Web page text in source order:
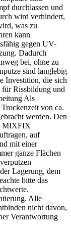
durchlassen und
wird verhindert,
was zu
kann
gegen UV-
Dadurch
bei, ohne zu
sind langlebig
Investition, die sich
für Rissbildung und
Als
von ca.
werden. Den
MIXFIX
auf
mit einer
ganze Flächen
Lagerung, dem
bitte das
Alle
nicht davon,
Verantwortung